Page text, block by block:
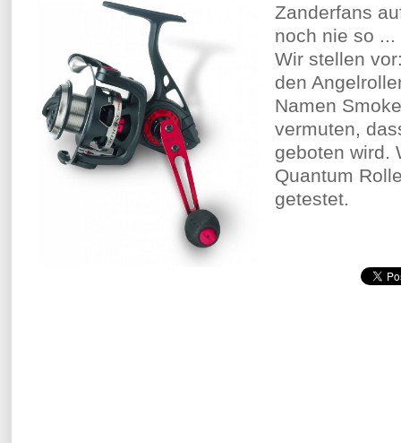
Zanderfans
noch nie so
Wir stellen
den
Namen
vermuten,
geboten wird.
Quantum
getestet.